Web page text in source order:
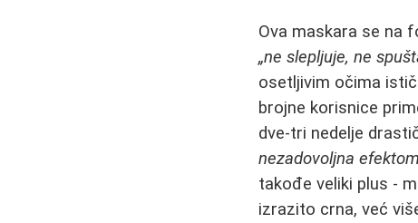
Ova maskara se na
„ne slepljuje, ne
osetljivim očima
brojne korisnice
dve-tri nedelje
nezadovoljna
takođe veliki plus -
izrazito crna, već